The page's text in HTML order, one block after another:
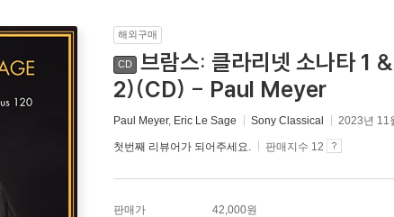
해외구매
CD
브람스: 클라리넷 소나타
2)(CD) - Paul Meyer
Paul Meyer, Eric Le Sage Sony Classical 2023년 11
첫번째 리뷰어가 되어주세요. 판매지수 12
판매가 42,000원